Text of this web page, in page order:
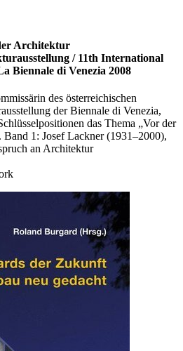
Architektur
/ 11th International
Biennale di Venezia 2008
des österreichischen
der Biennale di Venezia,
das Thema „Vor der
1: Josef Lackner (1931–2000),
an Architektur